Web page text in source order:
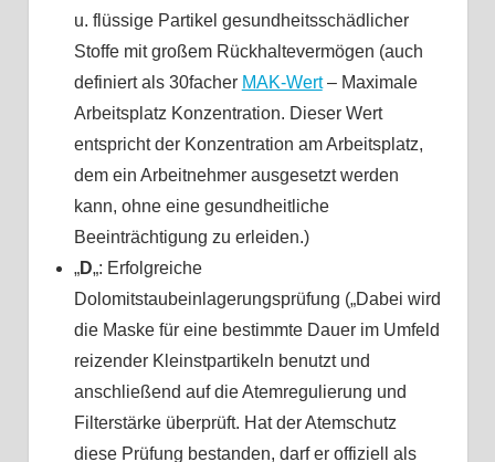
u. flüssige Partikel gesundheitsschädlicher
Stoffe mit großem Rückhaltevermögen (auch
definiert als 30facher MAK-Wert– Maximale
Arbeitsplatz Konzentration. Dieser Wert
entspricht der Konzentration am Arbeitsplatz,
dem ein Arbeitnehmer ausgesetzt werden
kann, ohne eine gesundheitliche
Beeinträchtigung zu erleiden.)
„D„: Erfolgreiche
Dolomitstaubeinlagerungsprüfung („Dabei wird
die Maske für eine bestimmte Dauer im Umfeld
reizender Kleinstpartikeln benutzt und
anschließend auf die Atemregulierung und
Filterstärke überprüft. Hat der Atemschutz
diese Prüfung bestanden, darf er offiziell als